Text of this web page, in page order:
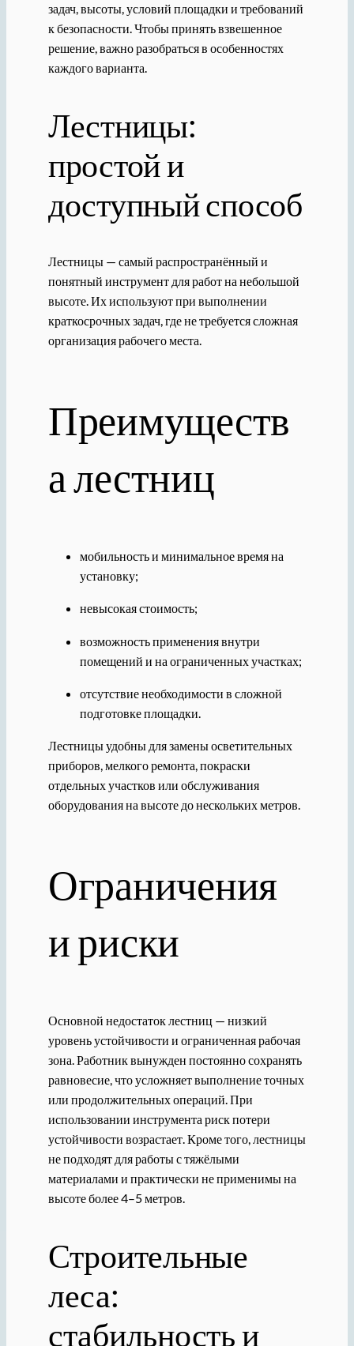
задач, высоты, условий площадки и требований
к безопасности. Чтобы принять взвешенное
решение, важно разобраться в особенностях
каждого варианта.
Лестницы:
простой и
доступный способ
Лестницы — самый распространённый и
понятный инструмент для работ на небольшой
высоте. Их используют при выполнении
краткосрочных задач, где не требуется сложная
организация рабочего места.
Преимуществ
а лестниц
мобильность и минимальное время на
установку;
невысокая стоимость;
возможность применения внутри
помещений и на ограниченных участках;
отсутствие необходимости в сложной
подготовке площадки.
Лестницы удобны для замены осветительных
приборов, мелкого ремонта, покраски
отдельных участков или обслуживания
оборудования на высоте до нескольких метров.
Ограничения
и риски
Основной недостаток лестниц — низкий
уровень устойчивости и ограниченная рабочая
зона. Работник вынужден постоянно сохранять
равновесие, что усложняет выполнение точных
или продолжительных операций. При
использовании инструмента риск потери
устойчивости возрастает. Кроме того, лестницы
не подходят для работы с тяжёлыми
материалами и практически не применимы на
высоте более 4–5 метров.
Строительные
леса:
стабильность и